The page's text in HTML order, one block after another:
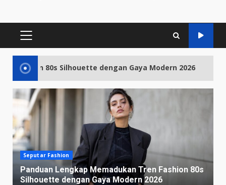
PRIMARY
dengan Gaya Modern 2026 2 Ide
Seputar Fashion
Panduan Lengkap Memadukan Tren Fashion 80s
Silhouette dengan Gaya Modern 2026